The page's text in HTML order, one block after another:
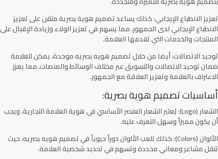
تعزيز الانطباع الإيجابي:كذلك يساعد تصميم هوية بصرية متقن على تعزيز
الانطباع الإيجابي لدى الجمهور، مما يسهم في تعزيز الولاء وزيادة الإقبال على
المنتجات والخدمات التي تقدمها العلامة.
توحيد الاتصالات:أيضا من خلال تصميم هويه بصريه موحدة، يمكن للعلامة
ضمان توحيد الاتصالات والتسويق عبر مختلف الوسائط والمنصات، مما يعزز
الاعتراف بالعلامة وتعزيز العلاقة مع الجمهور.
أساسيات تصميم هوية بصرية:
الشعار (Logo):
يُعتبر الشعار العنصر الأساسي في هوية العلامة التجارية، ويجب
أن يكون مميزاً وسهل التعرف عليه.
الألوان (Colors):
كذلك تلعب الألوان دوراً حيوياً في تصميم هويه بصريه، حيث
تنقل مشاعر ومعاني محددة وتسهم في تحديد شخصية العلامة.